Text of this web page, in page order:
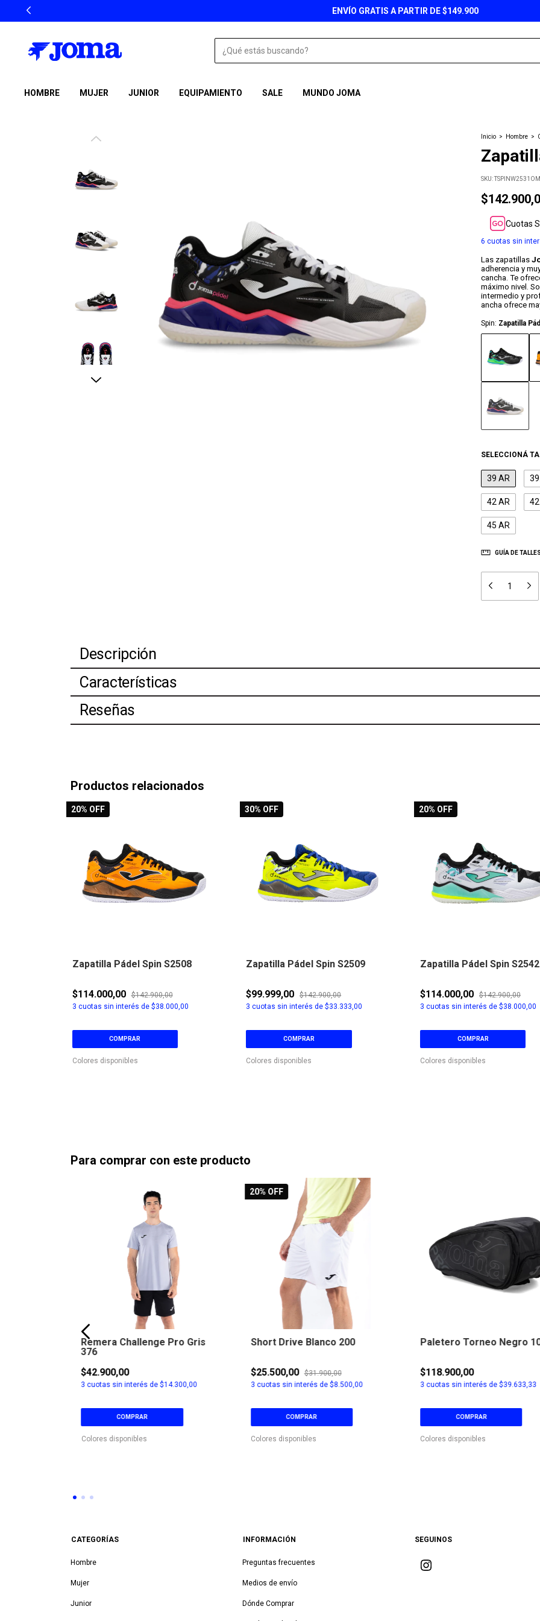
ENVÍO GRATIS A PARTIR DE $149.900
HOMBRE MUJER JUNIOR EQUIPAMIENTO SALE MUNDO JOMA
Inicio > Hombre >
SKU:
Cuotas
6 cuotas sin
Las zapatillas
adherencia y
cancha. Te
máximo nivel.
intermedio y
ancha ofrece
Spin: Zapatilla
SELECCIONÁ
39 AR
42 AR
45 AR
GUÍA DE
Descripción
Características
Reseñas
Productos relacionados
20% OFF
Zapatilla Pádel Spin S2508
$114.000,00
$142.900,00
3 cuotas sin interés de $38.000,00
COMPRAR
Colores disponibles
30% OFF
Zapatilla Pádel Spin S2509
$99.999,00
$142.900,00
3 cuotas sin interés de$33.333,00
COMPRAR
Colores disponibles
20% OFF
Zapatilla Pádel Spin S2542
$114.000,00
$142.900,00
3 cuotas sin interés de $38.000,00
COMPRAR
Colores disponibles
Para comprar con este producto
Remera Challenge Pro Gris
376
$42.900,00
3 cuotas sin interés de$14.300,00
COMPRAR
Colores disponibles
20% OFF
Short Drive Blanco 200
$25.500,00 $31.900,00
3cuotas sin interés de $8.500,00
COMPRAR
Colores disponibles
Paletero Torneo Negro
$118.900,00
3 cuotas sin interés de $39.633,33
COMPRAR
Colores disponibles
CATEGORÍAS
Hombre
Mujer
Junior
INFORMACIÓN
Preguntas frecuentes
Medios de envío
Dónde Comprar
SEGUINOS